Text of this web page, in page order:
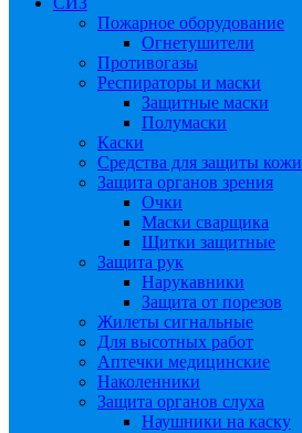
Пожарное оборудование
Огнетушители
Противогазы
Респираторы и маски
Защитные маски
Полумаски
Каски
Средства для защиты кожи
Защита органов зрения
Очки
Маски сварщика
Щитки защитные
Защита рук
Нарукавники
Защита от порезов
Жилеты сигнальные
Для высотных работ
Аптечки медицинские
Наколенники
Защита органов слуха
Наушники на каску